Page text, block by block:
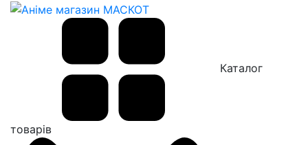
Каталог
товарів